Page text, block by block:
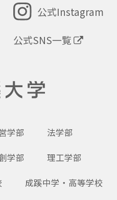
公式Instagram
公式SNS一覧
学部 法学部
学部 理工学部
成蹊中学・高等学校